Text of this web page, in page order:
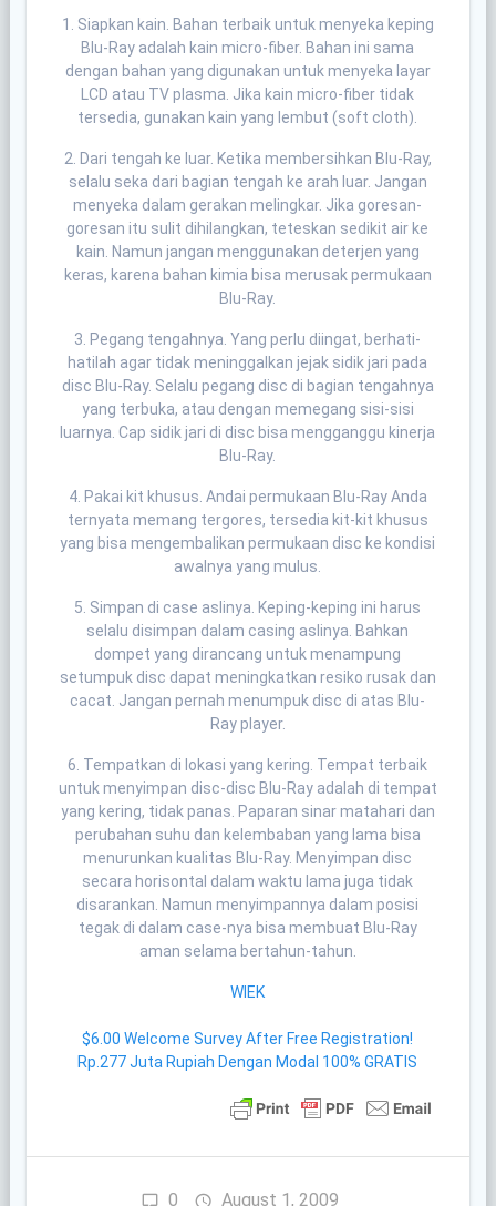
1. Siapkan kain. Bahan terbaik untuk menyeka keping
Blu-Ray adalah kain micro-fiber. Bahan ini sama
dengan bahan yang digunakan untuk menyeka layar
LCD atau TV plasma. Jika kain micro-fiber tidak
tersedia, gunakan kain yang lembut (soft cloth).
2. Dari tengah ke luar. Ketika membersihkan Blu-Ray,
selalu seka dari bagian tengah ke arah luar. Jangan
menyeka dalam gerakan melingkar. Jika goresan-
goresan itu sulit dihilangkan, teteskan sedikit air ke
kain. Namun jangan menggunakan deterjen yang
keras, karena bahan kimia bisa merusak permukaan
Blu-Ray.
3. Pegang tengahnya. Yang perlu diingat, berhati-
hatilah agar tidak meninggalkan jejak sidik jari pada
disc Blu-Ray. Selalu pegang disc di bagian tengahnya
yang terbuka, atau dengan memegang sisi-sisi
luarnya. Cap sidik jari di disc bisa mengganggu kinerja
Blu-Ray.
4. Pakai kit khusus. Andai permukaan Blu-Ray Anda
ternyata memang tergores, tersedia kit-kit khusus
yang bisa mengembalikan permukaan disc ke kondisi
awalnya yang mulus.
5. Simpan di case aslinya. Keping-keping ini harus
selalu disimpan dalam casing aslinya. Bahkan
dompet yang dirancang untuk menampung
setumpuk disc dapat meningkatkan resiko rusak dan
cacat. Jangan pernah menumpuk disc di atas Blu-
Ray player.
6. Tempatkan di lokasi yang kering. Tempat terbaik
untuk menyimpan disc-disc Blu-Ray adalah di tempat
yang kering, tidak panas. Paparan sinar matahari dan
perubahan suhu dan kelembaban yang lama bisa
menurunkan kualitas Blu-Ray. Menyimpan disc
secara horisontal dalam waktu lama juga tidak
disarankan. Namun menyimpannya dalam posisi
tegak di dalam case-nya bisa membuat Blu-Ray
aman selama bertahun-tahun.
WIEK
$6.00 Welcome Survey After Free Registration!
Rp.277 Juta Rupiah Dengan Modal 100% GRATIS
0 August 1, 2009